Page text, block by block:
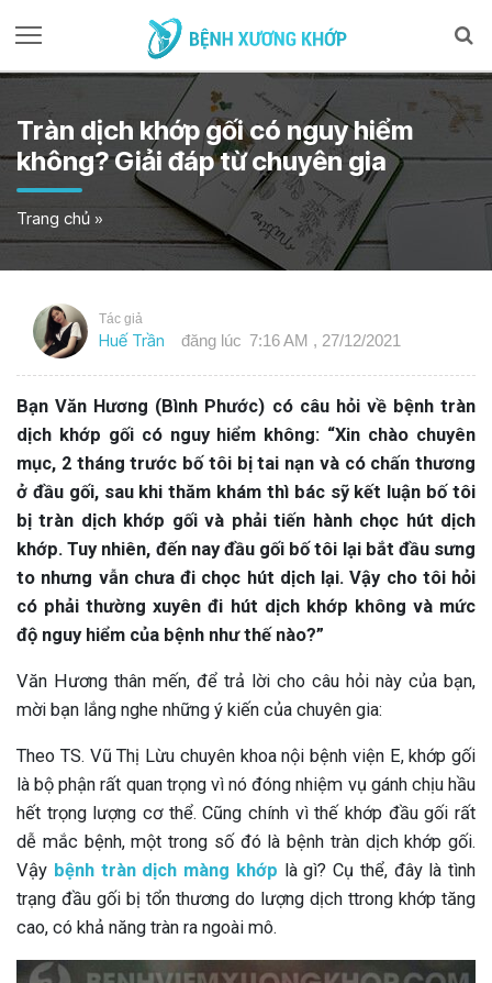
Tràn dịch khớp gối có nguy hiểm
không? Giải đáp từ chuyên gia
Trang chủ »
Tác giả
Huế Trần đăng lúc 7:16 AM , 27/12/2021
Bạn Văn Hương (Bình Phước) có câu hỏi về bệnh tràn
dịch khớp gối có nguy hiểm không: “Xin chào chuyên
mục, 2 tháng trước bố tôi bị tai nạn và có chấn thương
ở đầu gối, sau khi thăm khám thì bác sỹ kết luận bố tôi
bị tràn dịch khớp gối và phải tiến hành chọc hút dịch
khớp. Tuy nhiên, đến nay đầu gối bố tôi lại bắt đầu sưng
to nhưng vẫn chưa đi chọc hút dịch lại. Vậy cho tôi hỏi
có phải thường xuyên đi hút dịch khớp không và mức
độ nguy hiểm của bệnh như thế nào?”
Văn Hương thân mến, để trả lời cho câu hỏi này của bạn,
mời bạn lắng nghe những ý kiến của chuyên gia:
Theo TS. Vũ Thị Lừu chuyên khoa nội bệnh viện E, khớp gối
là bộ phận rất quan trọng vì nó đóng nhiệm vụ gánh chịu hầu
hết trọng lượng cơ thể. Cũng chính vì thế khớp đầu gối rất
dễ mắc bệnh, một trong số đó là bệnh tràn dịch khớp gối.
Vậy bệnh tràn dịch màng khớp là gì? Cụ thể, đây là tình
trạng đầu gối bị tổn thương do lượng dịch ttrong khớp tăng
cao, có khả năng tràn ra ngoài mô.